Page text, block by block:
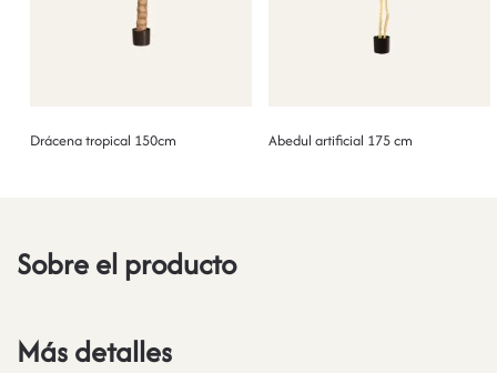
Drácena tropical 150cm Abedul artificial 175 cm
Sobre el producto
Más detalles